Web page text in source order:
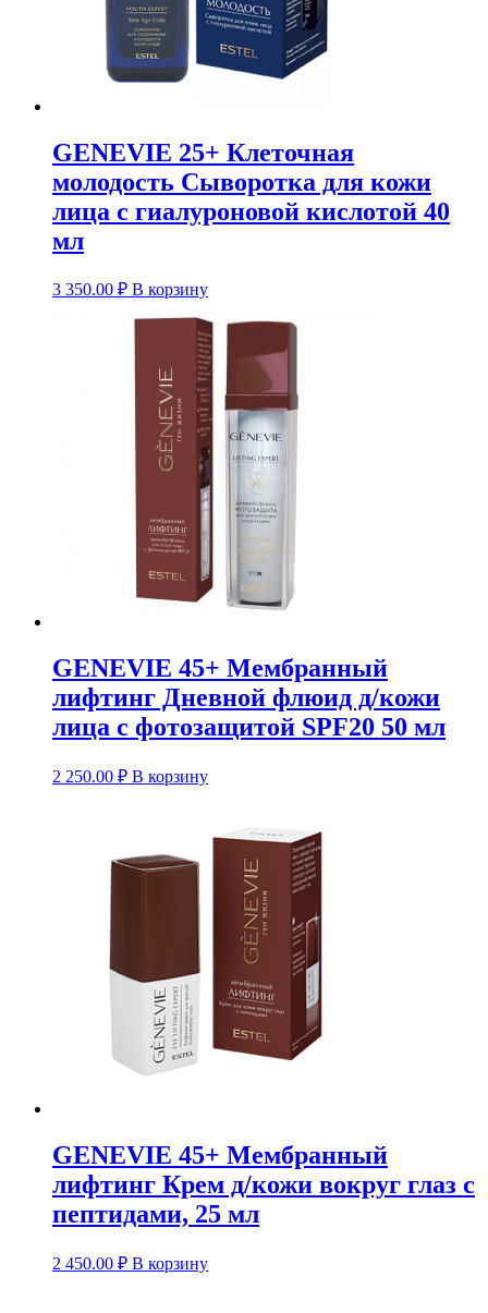
GENEVIE 25+ Клеточная
молодость Сыворотка для кожи
лица с гиалуроновой кислотой 40
мл
3 350.00 ₽ В корзину
GENEVIE 45+ Мембранный
лифтинг Дневной флюид д/кожи
лица с фотозащитой SPF20 50 мл
2 250.00 ₽ В корзину
GENEVIE 45+ Мембранный
лифтинг Крем д/кожи вокруг глаз с
пептидами, 25 мл
2 450.00 ₽ В корзину